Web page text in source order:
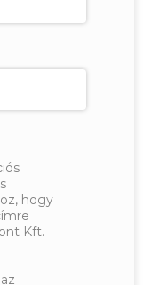
hogy
Kft.